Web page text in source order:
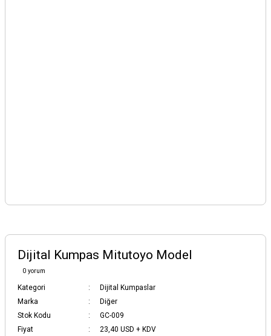
Dijital Kumpas Mitutoyo Model
0 yorum
Kategori
Dijital Kumpaslar
Marka
Diğer
Stok Kodu
GC-009
Fiyat
23,40 USD + KDV